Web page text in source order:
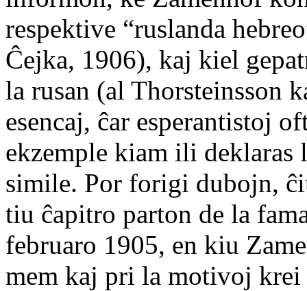
respektive “ruslanda
Ĉejka, 1906), kaj kiel
la rusan (al Thorsteinsson
esencaj, ĉar esperantistoj
ekzemple kiam ili deklaras
simile. Por forigi dubojn,
tiu ĉapitro parton de la
februaro 1905, en kiu
mem kaj pri la motivoj krei